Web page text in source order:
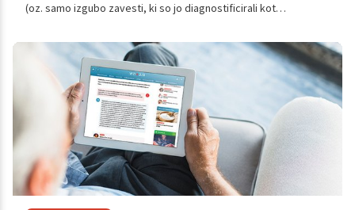
(oz. samo izgubo zavesti, ki so jo diagnostificirali kot
vmes nisem imel...